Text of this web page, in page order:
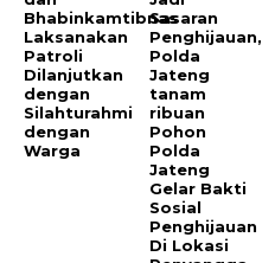
Bhabinkamtibnas
Laksanakan
Patroli
Dilanjutkan
dengan
Silahturahmi
dengan
Warga
Sasaran
Penghijauan,
Polda
Jateng
tanam
ribuan
Pohon
Polda
Jateng
Gelar Bakti
Sosial
Penghijauan
Di Lokasi